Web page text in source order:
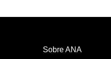
Sobre ANA